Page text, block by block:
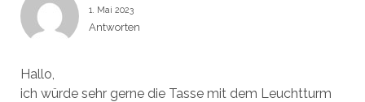
1. Mai 2023
Antworten
Hallo,
ich würde sehr gerne die Tasse mit dem Leuchtturm